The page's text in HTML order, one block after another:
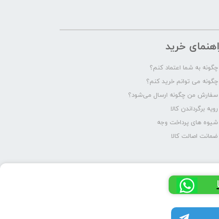
خرید
چگونه به شما اعتماد کنم؟
چگونه می توانم خرید کنم؟
سفارش من چگونه ارسال می‌شود؟
رویه برگرداندن کالا
شیوه های پرداخت وجه
ضمانت اصالت کالا